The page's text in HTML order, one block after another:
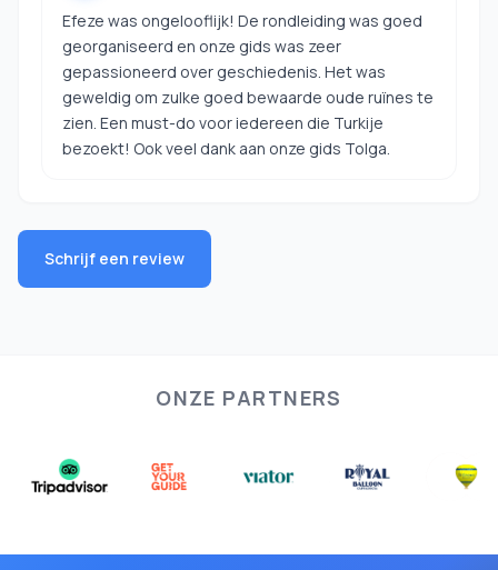
Efeze was ongelooflijk! De rondleiding was goed
georganiseerd en onze gids was zeer
gepassioneerd over geschiedenis. Het was
geweldig om zulke goed bewaarde oude ruïnes te
zien. Een must-do voor iedereen die Turkije
bezoekt! Ook veel dank aan onze gids Tolga.
Schrijf een review
ONZE PARTNERS